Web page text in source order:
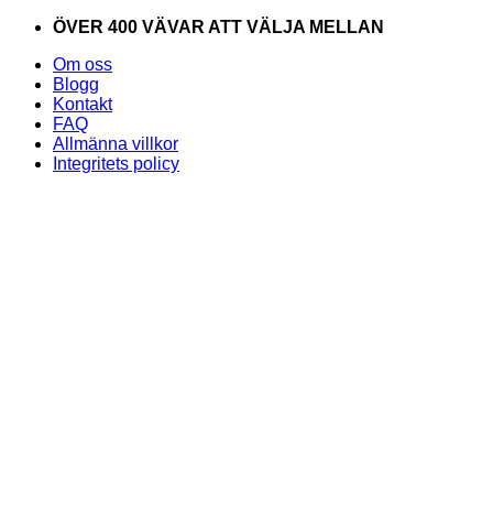
Skip
content
ÖVER 400 VÄVAR ATT VÄLJA MELLAN
Om oss
Blogg
Kontakt
FAQ
Allmänna villkor
Integritets policy